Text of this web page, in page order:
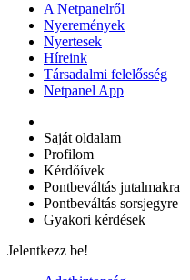
A Netpanelről
Nyeremények
Nyertesek
Híreink
Társadalmi felelősség
Netpanel App
Saját oldalam
Profilom
Kérdőívek
Pontbeváltás jutalmakra
Pontbeváltás sorsjegyre
Gyakori kérdések
Jelentkezz be!